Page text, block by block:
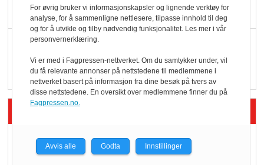
Q passerte 1 milliard i
Rema i 2025
Siste artikler - Økologisk
Kolonihagens norske
yoghurt: Trues av
For øvrig bruker vi informasjonskapsler og lignende verktøy for
analyse, for å sammenligne nettlesere, tilpasse innhold til deg
og for å utvikle og tilby nødvendig funksjonalitet. Les mer i vår
personvernerklæring.
Vi er med i Fagpressen-nettverket. Om du samtykker under, vil
du få relevante annonser på nettstedene til medlemmene i
nettverket basert på informasjon fra dine besøk på tvers av
disse nettstedene. En oversikt over medlemmene finner du på
Fagpressen.no.
Avvis alle Godta Innstillinger